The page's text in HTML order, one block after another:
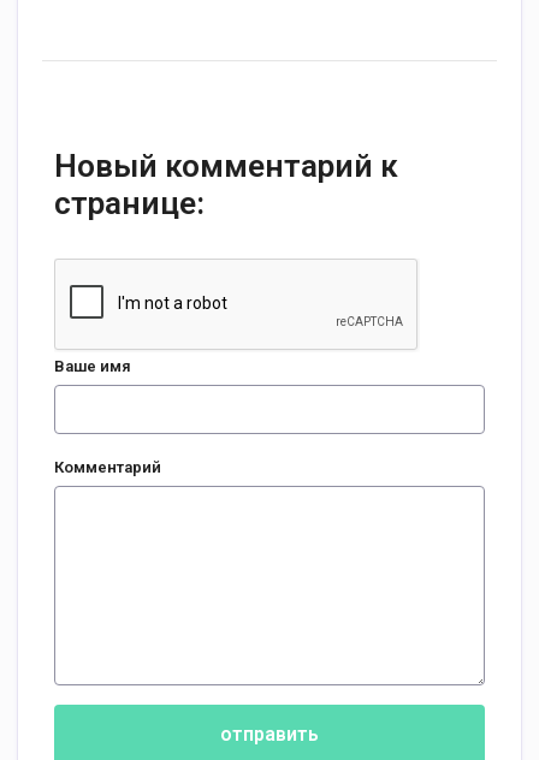
Новый комментарий к
странице:
Ваше имя
Комментарий
отправить